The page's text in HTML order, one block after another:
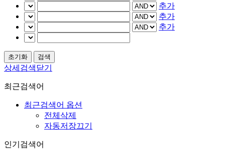
추가
추가
추가
상세검색닫기
최근검색어
최근검색어 옵션
전체삭제
자동저장끄기
인기검색어